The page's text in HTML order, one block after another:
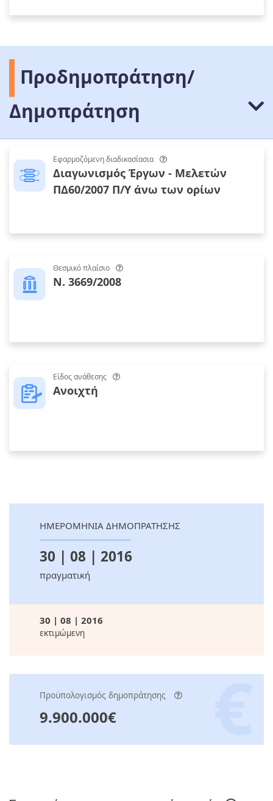
Προδημοπράτηση/
Δημοπράτηση
Εφαρμοζόμενη διαδικασίασια
Διαγωνισμός Έργων - Μελετών
ΠΔ60/2007 Π/Υ άνω των ορίων
Θεσμικό πλαίσιο
Ν. 3669/2008
Είδος ανάθεσης
Ανοιχτή
ΗΜΕΡΟΜΗΝΙΑ ΔΗΜΟΠΡΑΤΗΣΗΣ
30 | 08 | 2016
πραγματική
30 | 08 | 2016
εκτιμώμενη
Προϋπολογισμός δημοπράτησης
9.900.000€